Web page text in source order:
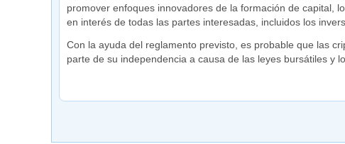
promover enfoques innovadores de la formación de capital,
en interés de todas las partes interesadas, incluidos los
Con la ayuda del reglamento previsto, es probable que las
parte de su independencia a causa de las leyes bursátiles y